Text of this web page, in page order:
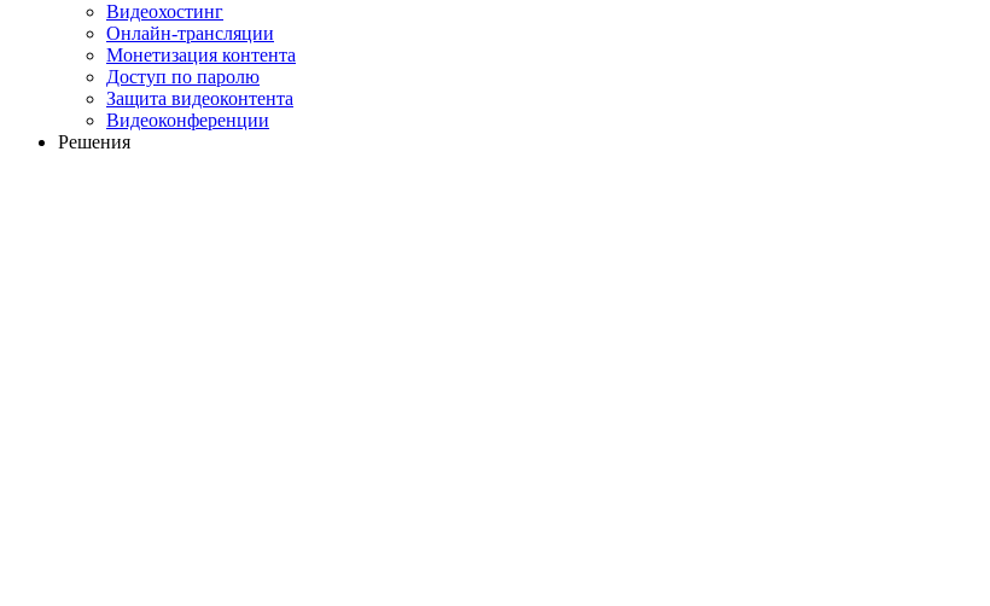
Видеохостинг
Онлайн-трансляции
Монетизация контента
Доступ по паролю
Защита видеоконтента
Видеоконференции
Решения